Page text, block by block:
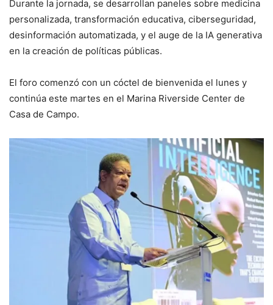
Durante la jornada, se desarrollan paneles sobre medicina
personalizada, transformación educativa, ciberseguridad,
desinformación automatizada, y el auge de la IA generativa
en la creación de políticas públicas.
El foro comenzó con un cóctel de bienvenida el lunes y
continúa este martes en el Marina Riverside Center de
Casa de Campo.